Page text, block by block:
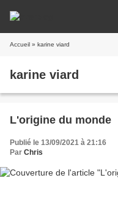
Accueil » karine viard
karine viard
L'origine du monde
Publié le 13/09/2021 à 21:16
Par Chris